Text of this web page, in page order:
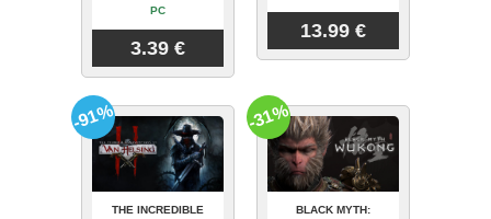
PC
3.39 €
13.99 €
THE INCREDIBLE
-91%
BLACK MYTH:
-31%